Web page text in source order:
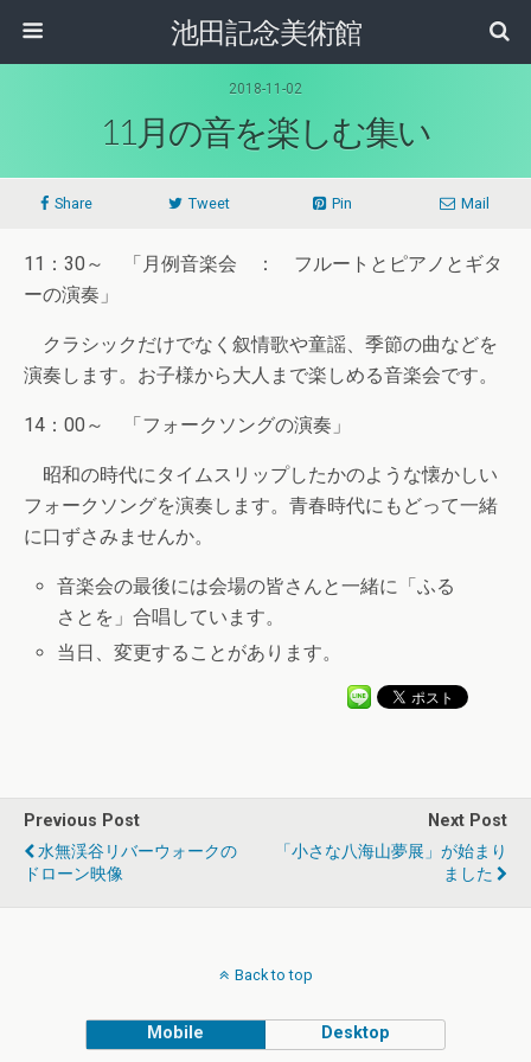
池田記念美術館
2018-11-02
11月の音を楽しむ集い
Share Tweet Pin Mail
11：30～ 「月例音楽会 ： フルートとピアノとギタ
ーの演奏」
クラシックだけでなく叙情歌や童謡、季節の曲などを
演奏します。お子様から大人まで楽しめる音楽会です。
14：00～ 「フォークソングの演奏」
昭和の時代にタイムスリップしたかのような懐かしい
フォークソングを演奏します。青春時代にもどって一緒
に口ずさみませんか。
音楽会の最後には会場の皆さんと一緒に「ふる
さとを」合唱しています。
当日、変更することがあります。
Previous Post
水無渓谷リバーウォークの
ドローン映像
Next Post
「小さな八海山夢展」が始まり
ました
Back to top
Mobile Desktop